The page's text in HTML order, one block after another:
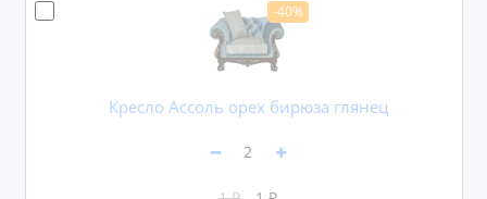
-40%
Кресло Ассоль орех бирюза глянец